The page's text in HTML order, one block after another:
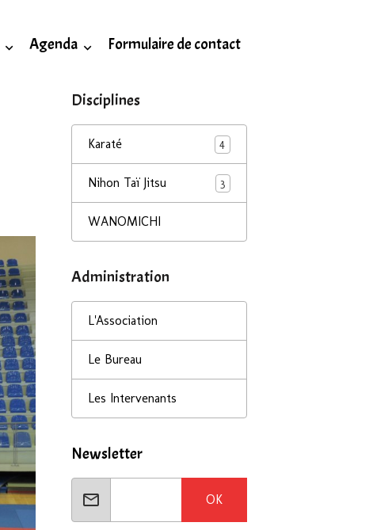
Agenda Formulaire de contact
Disciplines
Karaté 4
Nihon Taï Jitsu 3
WANOMICHI
Administration
L'Association
Le Bureau
Les Intervenants
Newsletter
OK